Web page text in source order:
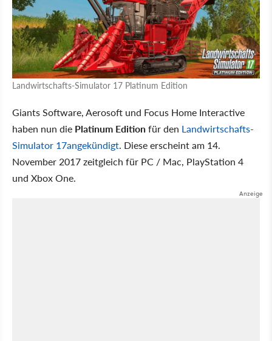
Landwirtschafts-Simulator 17 Platinum Edition
Giants Software, Aerosoft und Focus Home Interactive
haben nun die Platinum Editionfür den Landwirtschafts-
Simulator 17angekündigt. Diese erscheint am 14.
November 2017 zeitgleich für PC / Mac, PlayStation 4
und Xbox One.